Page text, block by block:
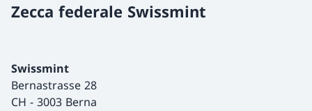
Zecca federale Swissmint
Swissmint
Bernastrasse 28
CH - 3003 Berna